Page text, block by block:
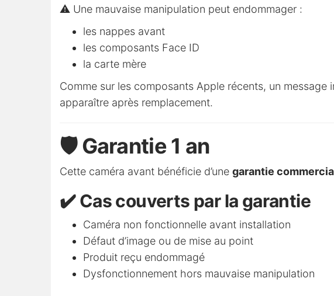
⚠️ Une mauvaise manipulation peut endommager :
les nappes avant
les composants Face ID
la carte mère
Comme sur les composants Apple récents, un message
apparaître après remplacement.
🛡️ Garantie 1 an
Cette caméra avant bénéficie d’une garantie
✔️ Cas couverts par la garantie
Caméra non fonctionnelle avant installation
Défaut d’image ou de mise au point
Produit reçu endommagé
Dysfonctionnement hors mauvaise manipulation